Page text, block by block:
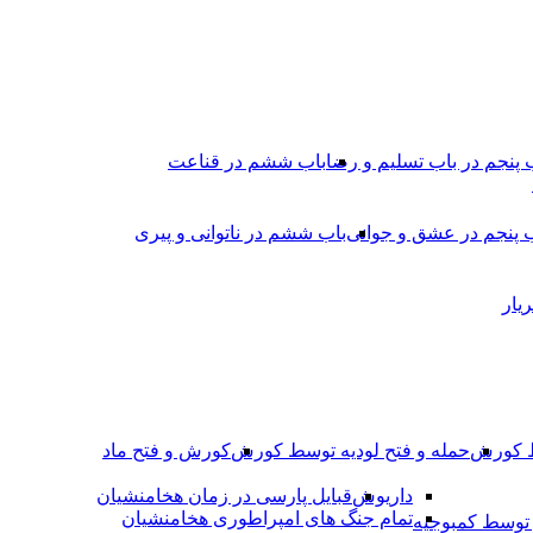
پنجم در باب تسلیم و رضاباب ششم در قناعت
پنجم در عشق و جوانىباب ششم در ناتوانى و پیرى
کورشحمله و فتح لودیه توسط کورشکورش و فتح ماد
کمبوجیه
داریوشقبایل پارسی در زمان هخامنشیان
تمام جنگ های امپراطوری هخامنشیان